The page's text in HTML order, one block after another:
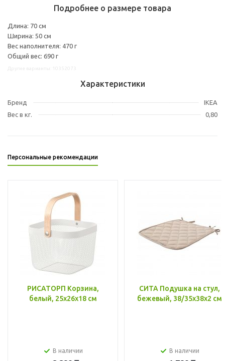
Подробнее о размере товара
Длина: 70 см
Ширина: 50 см
Вес наполнителя: 470 г
Общий вес: 690 г
Характеристики
Бренд
IKEA
Вес в кг.
0,80
Персональные рекомендации
РИСАТОРП Корзина,
белый, 25x26x18 см
В наличии
СИТА Подушка на стул,
бежевый, 38/35x38x2 см
В наличии